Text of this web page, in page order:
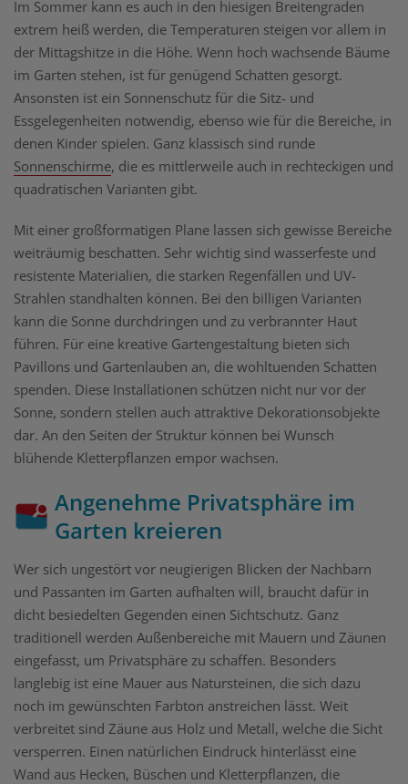
Im Sommer kann es auch in den hiesigen Breitengraden
extrem heiß werden, die Temperaturen steigen vor allem in
der Mittagshitze in die Höhe. Wenn hoch wachsende Bäume
im Garten stehen, ist für genügend Schatten gesorgt.
Ansonsten ist ein Sonnenschutz für die Sitz- und
Essgelegenheiten notwendig, ebenso wie für die Bereiche, in
denen Kinder spielen. Ganz klassisch sind runde
Sonnenschirme, die es mittlerweile auch in rechteckigen und
quadratischen Varianten gibt.
Mit einer großformatigen Plane lassen sich gewisse Bereiche
weiträumig beschatten. Sehr wichtig sind wasserfeste und
resistente Materialien, die starken Regenfällen und UV-
Strahlen standhalten können. Bei den billigen Varianten
kann die Sonne durchdringen und zu verbrannter Haut
führen. Für eine kreative Gartengestaltung bieten sich
Pavillons und Gartenlauben an, die wohltuenden Schatten
spenden. Diese Installationen schützen nicht nur vor der
Sonne, sondern stellen auch attraktive Dekorationsobjekte
dar. An den Seiten der Struktur können bei Wunsch
blühende Kletterpflanzen empor wachsen.
Angenehme Privatsphäre im
Garten kreieren
Wer sich ungestört vor neugierigen Blicken der Nachbarn
und Passanten im Garten aufhalten will, braucht dafür in
dicht besiedelten Gegenden einen Sichtschutz. Ganz
traditionell werden Außenbereiche mit Mauern und Zäunen
eingefasst, um Privatsphäre zu schaffen. Besonders
langlebig ist eine Mauer aus Natursteinen, die sich dazu
noch im gewünschten Farbton anstreichen lässt. Weit
verbreitet sind Zäune aus Holz und Metall, welche die Sicht
versperren. Einen natürlichen Eindruck hinterlässt eine
Wand aus Hecken, Büschen und Kletterpflanzen, die